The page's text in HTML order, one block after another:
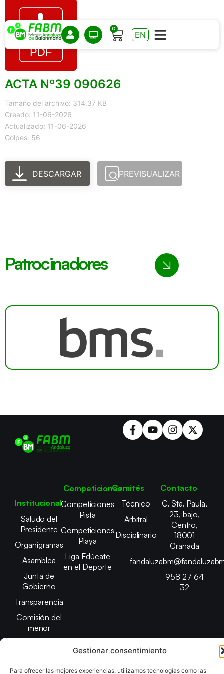
Gestionar consentimiento
Para ofrecer las mejores experiencias, utilizamos tecnologías como las
0
EN
ACTA Nº39 090626
Tamaño del archivo: 314.37 KB
Creado: 11-06-2026
Actualizado: 11-06-2026
Golpes: 56
DESCARGAR PREVISUALIZAR
Patrocinadores
Institucional
Saludo del
Presidente
Organigramas
Asamblea
Junta de
Gobierno
Transparencia
Comisión del
menor
Competiciones
Competiciones
Pista
Competiciones
Playa
Liga Edúcate
en el Deporte
Comités
Técnico
Arbitral
Disciplinario
Contacto
C. Sta. Paula,
23, bajo,
Centro,
18001
Granada
958 27 64
32